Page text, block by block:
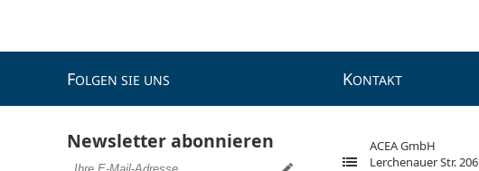
FOLGEN SIE UNS
Newsletter abonnieren
KONTAKT
ACEA GmbH
Lerchenauer Str. 206